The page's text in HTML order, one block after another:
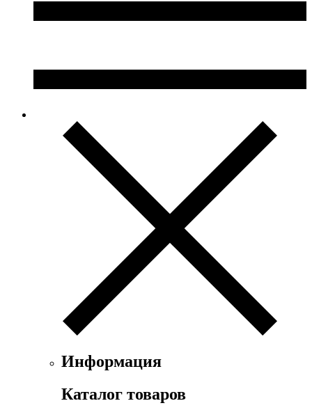
Информация
Каталог товаров